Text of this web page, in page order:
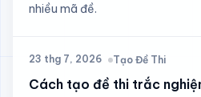
nhiều mã đề.
23 thg 7, 2026 Tạo Đề Thi
Cách tạo đề thi trắc